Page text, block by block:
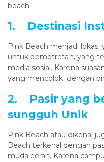
beach :
1. Destinasi
Pink Beach menjadi
untuk pemotretan, yang
media sosial. Karena
yang mencolok dengan
2. Pasir yang
sungguh Unik
Pink Beach atau dikenal
Beach terkenal dengan
muda cerah. Karena